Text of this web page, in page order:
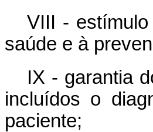
VIII -
saúde e à
IX - garantia
incluídos o
paciente;